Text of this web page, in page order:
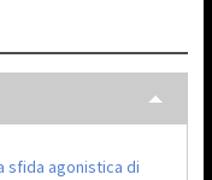
sfida agonistica di